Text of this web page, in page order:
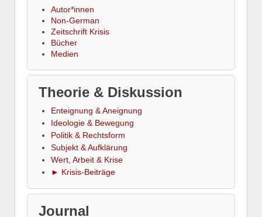
Autor*innen
Non-German
Zeitschrift Krisis
Bücher
Medien
Theorie & Diskussion
Enteignung & Aneignung
Ideologie & Bewegung
Politik & Rechtsform
Subjekt & Aufklärung
Wert, Arbeit & Krise
► Krisis-Beiträge
Journal